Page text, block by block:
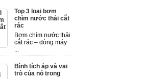
Top 3 loại bơm
chìm nước thải cắt
rác
Bơm chìm nước thải
cắt rác – dòng máy
...
Bình tích áp và vai
trò của nó trong